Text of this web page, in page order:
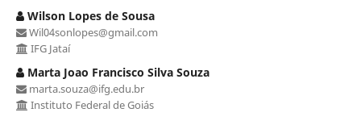
Wilson Lopes de Sousa
Wil04sonlopes@gmail.com
IFG Jataí
Marta Joao Francisco Silva Souza
marta.souza@ifg.edu.br
Instituto Federal de Goiás